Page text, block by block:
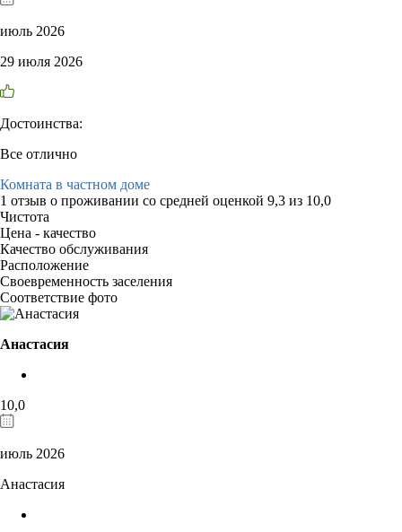
июль 2026
29 июля 2026
Достоинства:
Все отлично
Комната в частном доме
1 отзыв о проживании со средней оценкой 9,3 из 10,0
Чистота
Цена - качество
Качество обслуживания
Расположение
Своевременность заселения
Соответствие фото
Анастасия
10,0
июль 2026
Анастасия